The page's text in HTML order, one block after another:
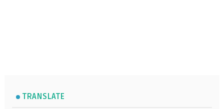
TRANSLATE